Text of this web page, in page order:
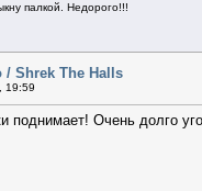
палкой. Недорого!!!
/ Shrek The Halls
19:59
поднимает! Очень долго